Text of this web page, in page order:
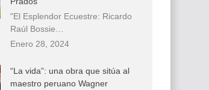
"El Esplendor Ecuestre: Ricardo
Raúl Bossie…
Enero 28, 2024
“La vida”: una obra que sitúa al
maestro peruano Wagner